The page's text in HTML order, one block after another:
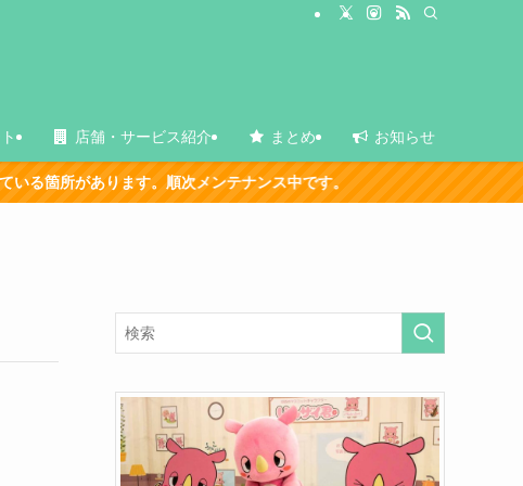
店舗・サービス紹介 まとめ お知らせ
あります。順次メンテナンス中です。